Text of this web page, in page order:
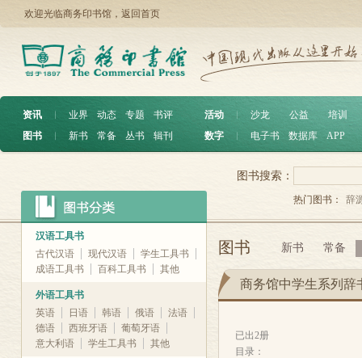
欢迎光临商务印书馆， 返回首页
资讯 ︱ 业界 动态 专题
书评
图书
︱ 新书 常备 丛书 辑刊
活动 沙龙 公益
培训
数字
电子书 数据库 APP
汉语工具书
古代汉语
现代汉语
学生工具书
成语工具书
百科工具书 其他
外语工具书
英语
日语 韩语 俄语
法语
德语
西班牙语
葡萄牙语
意大利语
学生工具书 其他
图书搜索：
热门图书： 辞
图书 新书 常备
商务馆中学生系列辞
已出2册
目录：